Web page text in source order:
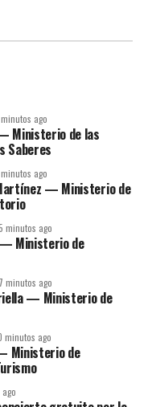
ago
Ministerio de las
Saberes
ago
— Ministerio de
minutos ago
— Ministerio de
minutos ago
— Ministerio de
minutos ago
Ministerio de